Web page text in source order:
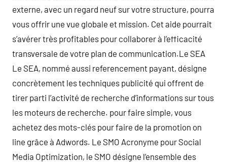
externe, avec un regard neuf sur votre structure, pourra
vous offrir une vue globale et mission. Cet aide pourrait
s’avérer très profitables pour collaborer à l’efficacité
transversale de votre plan de communication.Le SEA
Le SEA, nommé aussi referencement payant, désigne
concrètement les techniques publicité qui offrent de
tirer parti l’activité de recherche d’informations sur tous
les moteurs de recherche. pour faire simple, vous
achetez des mots-clés pour faire de la promotion on
line grâce à Adwords. Le SMO Acronyme pour Social
Media Optimization, le SMO désigne l’ensemble des